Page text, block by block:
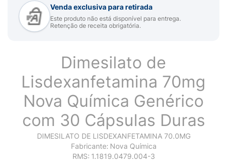
Venda exclusiva para retirada
Este produto não está disponível para entrega.
Retenção de receita obrigatória.
Dimesilato de
Lisdexanfetamina 70mg
Nova Química Genérico
com 30 Cápsulas Duras
DIMESILATO DE LISDEXANFETAMINA 70.0MG
Fabricante: Nova Química
RMS: 1.1819.0479.004-3